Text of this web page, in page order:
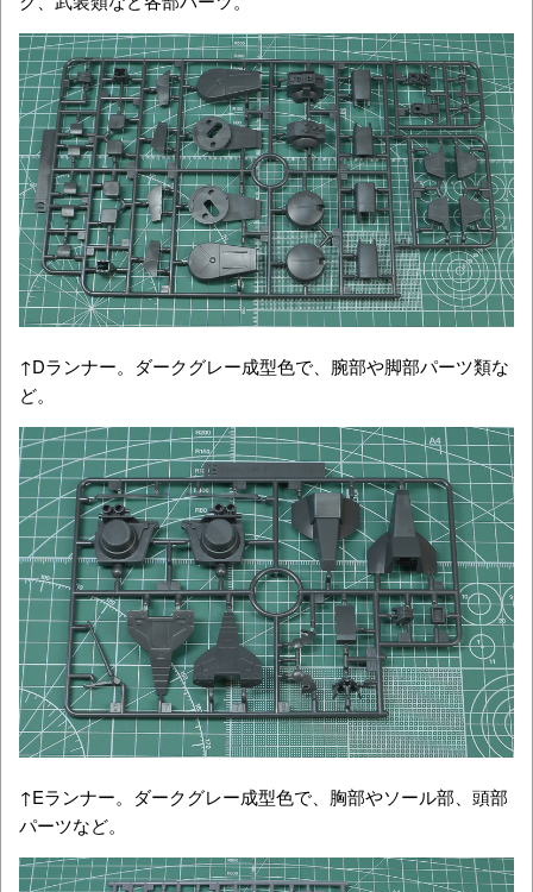
↑Dランナー。ダークグレー成型色で、腕部や脚部パーツ類な
ど。
↑Eランナー。ダークグレー成型色で、胸部やソール部、頭部
パーツなど。